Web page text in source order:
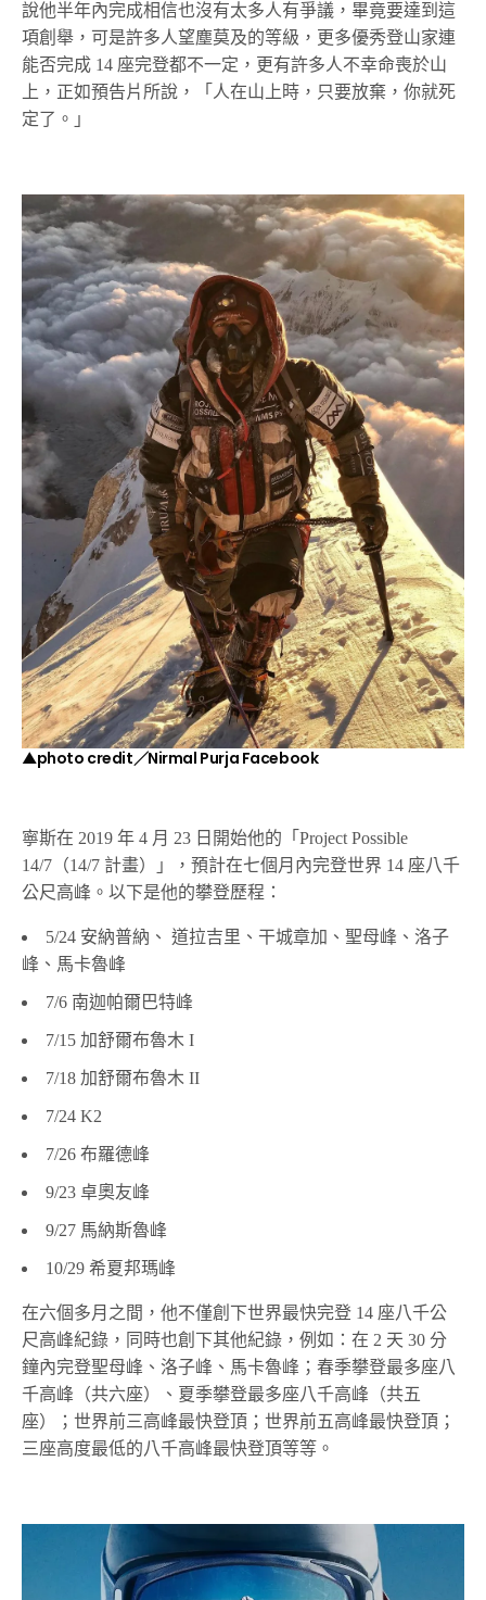
說他半年內完成相信也沒有太多人有爭議，畢竟要達到這
項創舉，可是許多人望塵莫及的等級，更多優秀登山家連
能否完成 14 座完登都不一定，更有許多人不幸命喪於山
上，正如預告片所說，「人在山上時，只要放棄，你就死
定了。」
▲photo credit／Nirmal Purja Facebook
寧斯在 2019 年 4 月 23 日開始他的「Project Possible
14/7（14/7 計畫）」，預計在七個月內完登世界 14 座八千
公尺高峰。以下是他的攀登歷程：
5/24 安納普納、 道拉吉里、干城章加、聖母峰、洛子
峰、馬卡魯峰
7/6 南迦帕爾巴特峰
7/15 加舒爾布魯木 I
7/18 加舒爾布魯木 II
7/24 K2
7/26 布羅德峰
9/23 卓奧友峰
9/27 馬納斯魯峰
10/29 希夏邦瑪峰
在六個多月之間，他不僅創下世界最快完登 14 座八千公
尺高峰紀錄，同時也創下其他紀錄，例如：在 2 天 30 分
鐘內完登聖母峰、洛子峰、馬卡魯峰；春季攀登最多座八
千高峰（共六座）、夏季攀登最多座八千高峰（共五
座）；世界前三高峰最快登頂；世界前五高峰最快登頂；
三座高度最低的八千高峰最快登頂等等。